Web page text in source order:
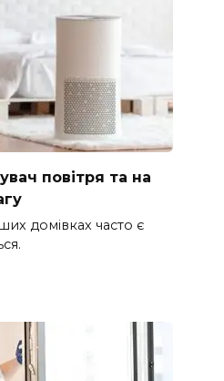
повітря та на
домівках часто є